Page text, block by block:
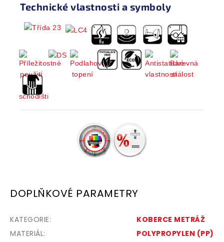
Technické vlastnosti a symboly
DOPLŇKOVÉ PARAMETRY
KATEGORIE:
KOBERCE METRÁŽ
MATERIÁL:
POLYPROPYLEN (PP)